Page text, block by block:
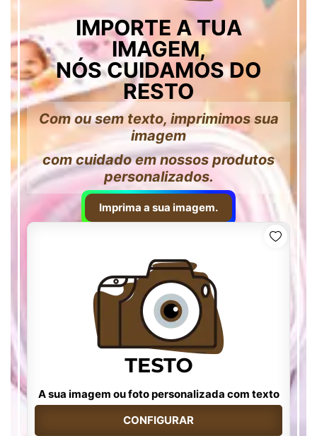
IMPORTE A TUA
IMAGEM,
NÓS CUIDAMOS DO
RESTO
Com ou sem texto, imprimimos sua
imagem
com cuidado em nossos produtos
personalizados.
Imprima a sua imagem.
A sua imagem ou foto personalizada com texto
CONFIGURAR